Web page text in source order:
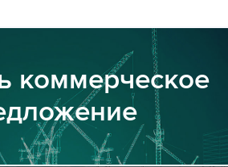
коммерческое